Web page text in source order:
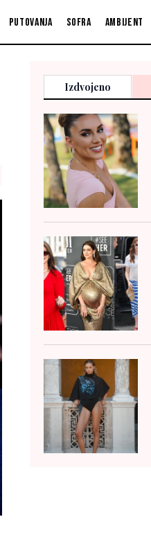
Putovanja Sofra Ambijent
Izdvojeno